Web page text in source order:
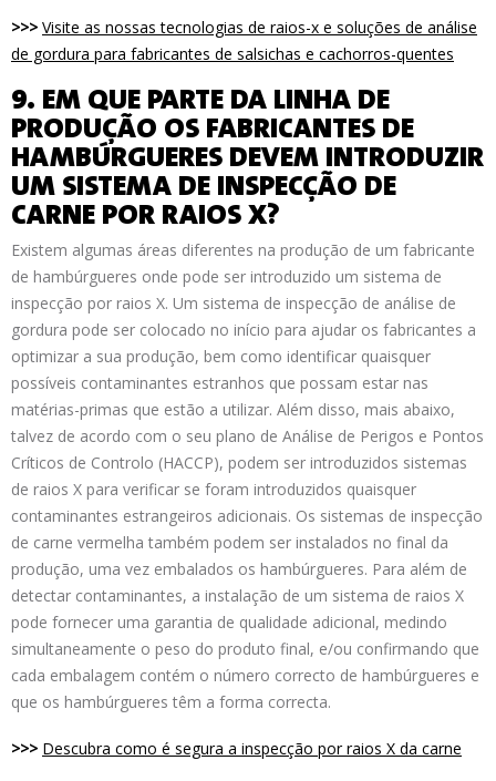
>>> Visite as nossas tecnologias de raios-x e soluções de análise
de gordura para fabricantes de salsichas e cachorros-quentes
9. EM QUE PARTE DA LINHA DE
PRODUÇÃO OS FABRICANTES DE
HAMBÚRGUERES DEVEM INTRODUZIR
UM SISTEMA DE INSPECÇÃO DE
CARNE POR RAIOS X?
Existem algumas áreas diferentes na produção de um fabricante
de hambúrgueres onde pode ser introduzido um sistema de
inspecção por raios X. Um sistema de inspecção de análise de
gordura pode ser colocado no início para ajudar os fabricantes a
optimizar a sua produção, bem como identificar quaisquer
possíveis contaminantes estranhos que possam estar nas
matérias-primas que estão a utilizar. Além disso, mais abaixo,
talvez de acordo com o seu plano de Análise de Perigos e Pontos
Críticos de Controlo (HACCP), podem ser introduzidos sistemas
de raios X para verificar se foram introduzidos quaisquer
contaminantes estrangeiros adicionais. Os sistemas de inspecção
de carne vermelha também podem ser instalados no final da
produção, uma vez embalados os hambúrgueres. Para além de
detectar contaminantes, a instalação de um sistema de raios X
pode fornecer uma garantia de qualidade adicional, medindo
simultaneamente o peso do produto final, e/ou confirmando que
cada embalagem contém o número correcto de hambúrgueres e
que os hambúrgueres têm a forma correcta.
>>> Descubra como é segura a inspecção por raios X da carne